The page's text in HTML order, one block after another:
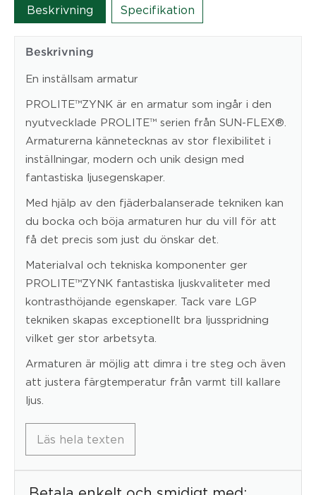
Beskrivning Specifikation
Beskrivning
En inställsam armatur
PROLITE™ZYNK är en armatur som ingår i den
nyutvecklade PROLITE™ serien från SUN-FLEX®.
Armaturerna kännetecknas av stor flexibilitet i
inställningar, modern och unik design med
fantastiska ljusegenskaper.
Med hjälp av den fjäderbalanserade tekniken kan
du bocka och böja armaturen hur du vill för att
få det precis som just du önskar det.
Materialval och tekniska komponenter ger
PROLITE™ZYNK fantastiska ljuskvaliteter med
kontrasthöjande egenskaper. Tack vare LGP
tekniken skapas exceptionellt bra ljusspridning
vilket ger stor arbetsyta.
Armaturen är möjlig att dimra i tre steg och även
att justera färgtemperatur från varmt till kallare
ljus.
Läs hela texten